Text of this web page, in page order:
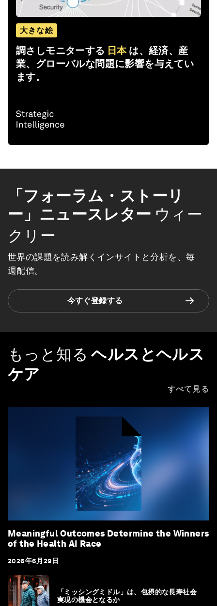
大きな絵
調さしモニターする 日本 は、経済、産
業、グローバルな問題に影響を与えてい
ます。
「フォーラム・ストーリ
ー」ニュースレター ウィー
クリー
世界の課題を読み解くインサイトと分析を、毎
週配信。
今すぐ登録する
もっと知る ヘルスとヘルス
ケア
すべて見る
Meaningful Outcomes Determine the Winners
of the Health AI Race
2026年6月29日
「ミッシングミドル」は、包摂的な長寿社会
実現の機会となるか